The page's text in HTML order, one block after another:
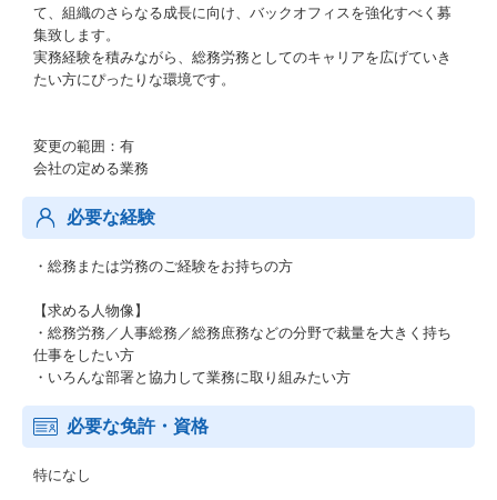
て、組織のさらなる成長に向け、バックオフィスを強化すべく募
集致します。
実務経験を積みながら、総務労務としてのキャリアを広げていき
たい方にぴったりな環境です。
変更の範囲：有
会社の定める業務
必要な経験
・総務または労務のご経験をお持ちの方
【求める人物像】
・総務労務／人事総務／総務庶務などの分野で裁量を大きく持ち
仕事をしたい方
・いろんな部署と協力して業務に取り組みたい方
必要な免許・資格
特になし